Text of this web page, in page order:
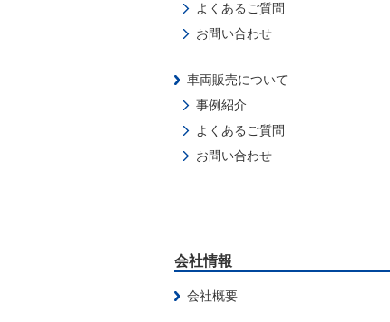
よくあるご質問
お問い合わせ
車両販売について
事例紹介
よくあるご質問
お問い合わせ
会社情報
会社概要